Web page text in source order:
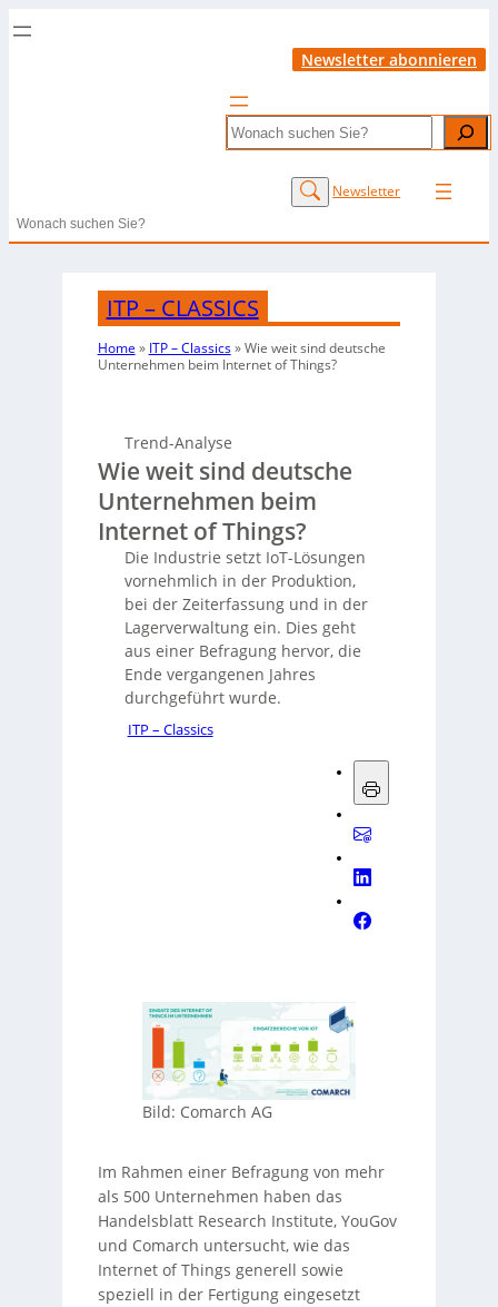
Newsletter abonnieren
Search
Newsletter
Search
ITP – CLASSICS
Home » ITP – Classics»Wie weit sind deutsche
Unternehmen beim Internet of Things?
Trend-Analyse
Wie weit sind deutsche
Unternehmen beim
Internet of Things?
Die Industrie setzt IoT-Lösungen
vornehmlich in der Produktion,
bei der Zeiterfassung und in der
Lagerverwaltung ein. Dies geht
aus einer Befragung hervor, die
Ende vergangenen Jahres
durchgeführt wurde.
ITP – Classics
Bild: Comarch AG
Im Rahmen einer Befragung von mehr
als 500 Unternehmen haben das
Handelsblatt Research Institute, YouGov
und Comarch untersucht, wie das
Internet of Things generell sowie
speziell in der Fertigung eingesetzt